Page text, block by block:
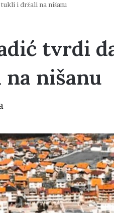
i držali na nišanu
tvrdi
nišanu